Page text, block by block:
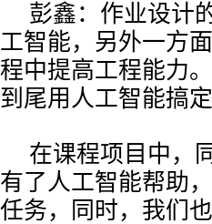
彭鑫：作业设计
工智能，另外一方
程中提高工程能力
到尾用人工智能搞
在课程项目中，
有了人工智能帮助
任务，同时，我们